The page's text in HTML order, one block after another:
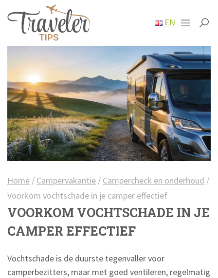
EN
Home / Campervakantie / Campercheck en onderhoud /
Voorkom vochtschade in je camper effectief
VOORKOM VOCHTSCHADE IN JE
CAMPER EFFECTIEF
Vochtschade is de duurste tegenvaller voor
camperbezitters, maar met goed ventileren, regelmatig